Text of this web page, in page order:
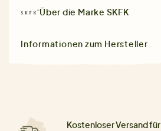
Über die Marke SKFK
Informationen zum Hersteller
Kostenloser Versand für